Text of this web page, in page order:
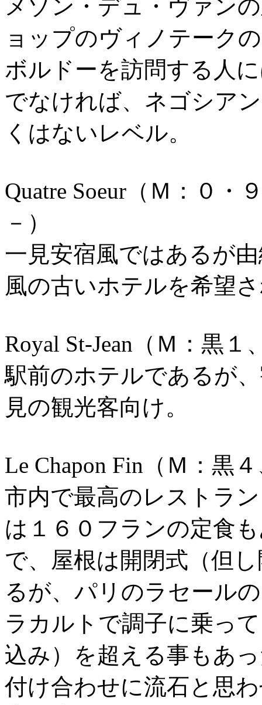
メゾン・デュ・ヴァン
ョップのヴィノテーク
ボルドーを訪問する人
でなければ、ネゴシア
くはないレベル。
Quatre Soeur（Ｍ：０・
－）
一見安宿風ではあるが
風の古いホテルを希望
Royal St-Jean（Ｍ：黒
駅前のホテルであるが
見の観光客向け。
Le Chapon Fin（Ｍ：黒
市内で最高のレストラ
は１６０フランの定食
で、屋根は開閉式（但
るが、パリのラセール
ラカルトで調子に乗っ
込み）を超える事もあ
付け合わせに流石と思